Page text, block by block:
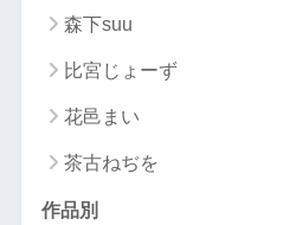
森下suu
比宮じょーず
花邑まい
茶古ねぢを
作品別